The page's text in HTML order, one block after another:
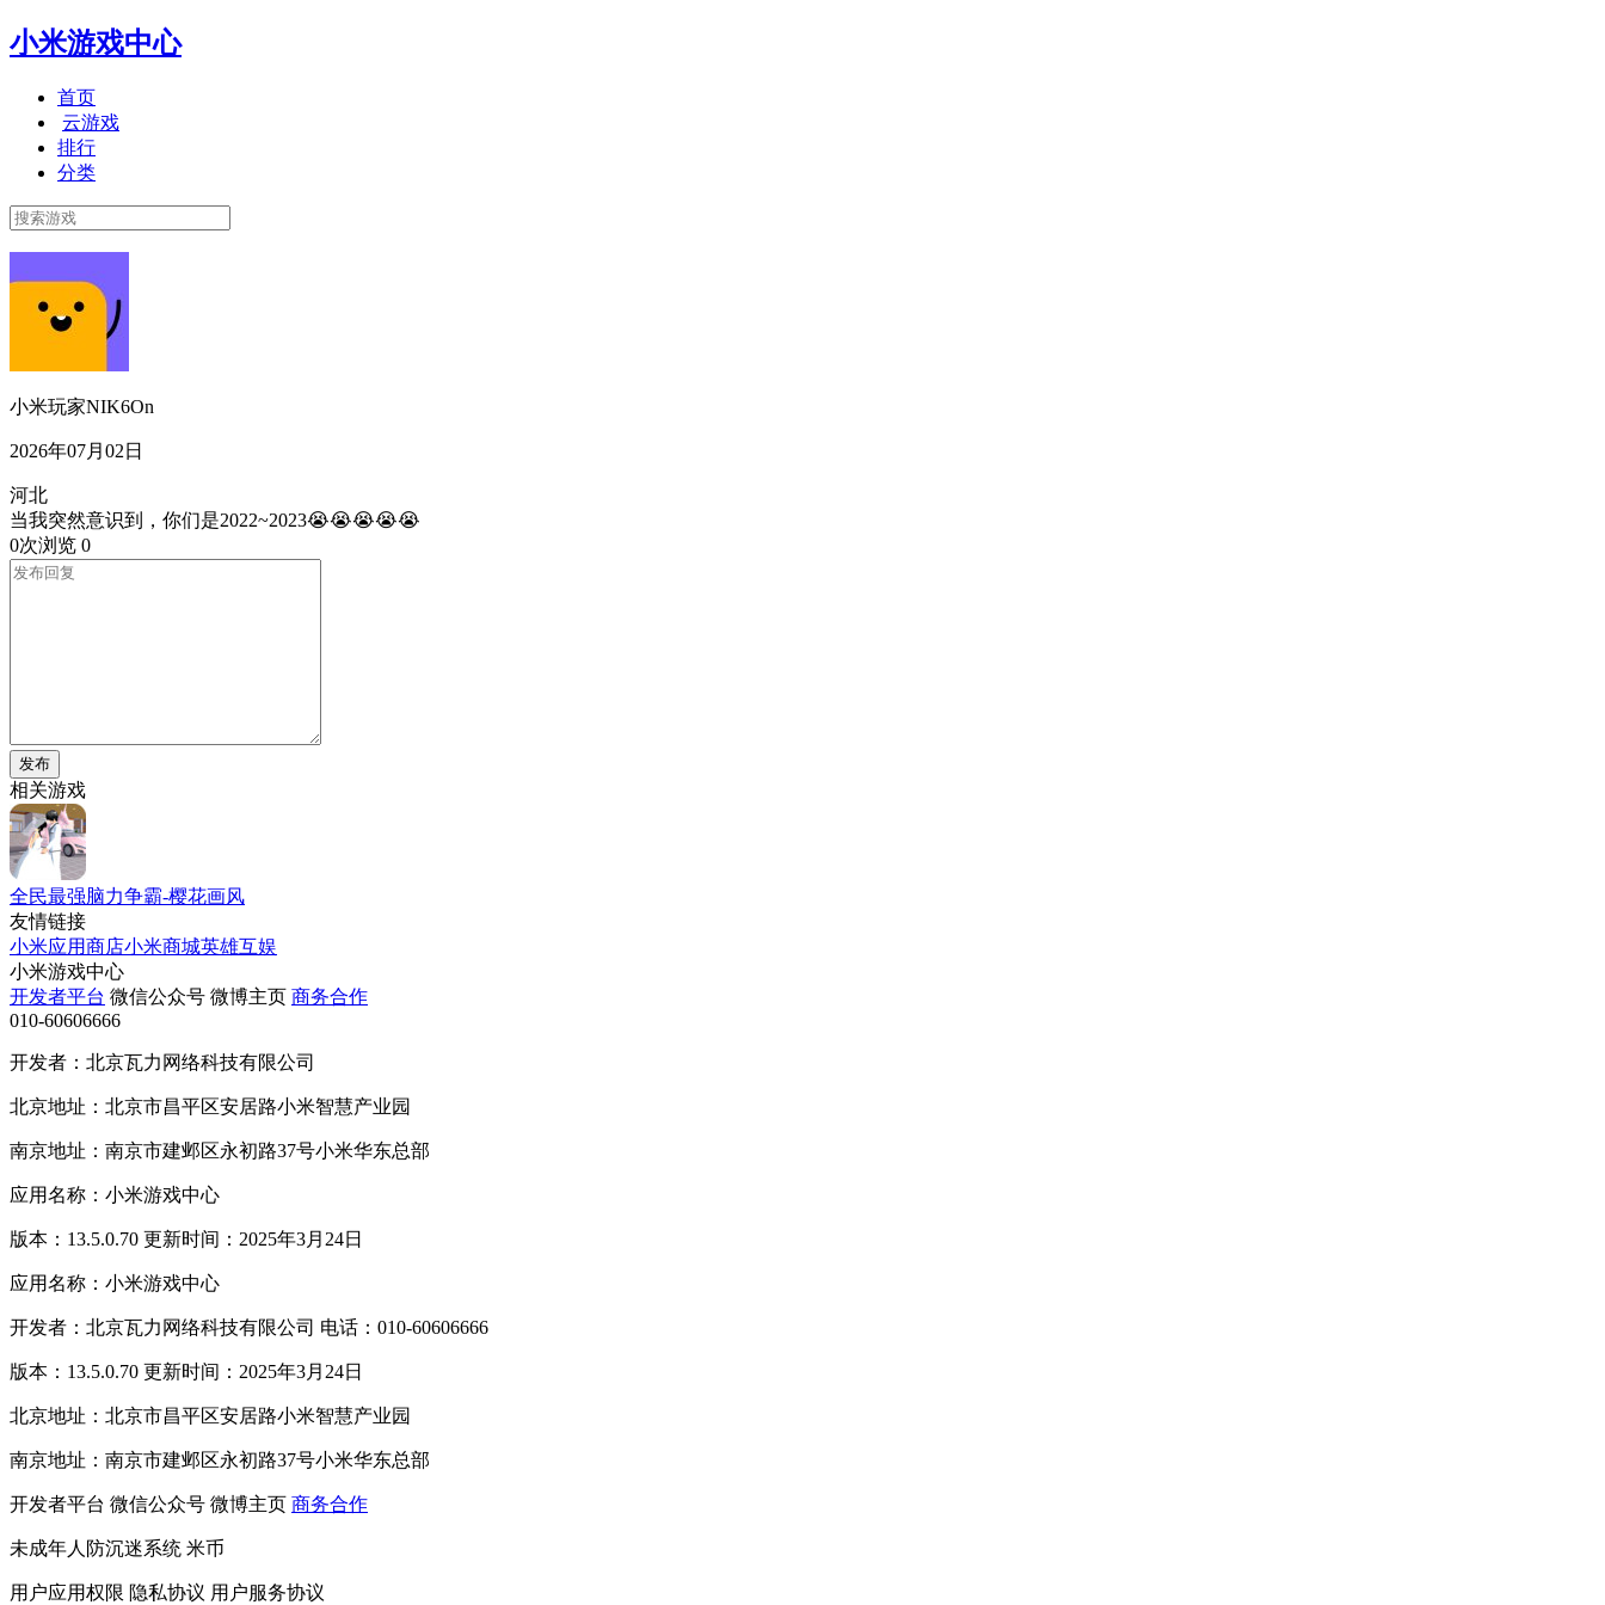
小米游戏中心
首页
云游戏
排行
分类
小米玩家NIK6On
2026年07月02日
河北
当我突然意识到，你们是2022~2023😭😭😭😭😭
0次浏览 0
发布
相关游戏
全民最强脑力争霸-樱花画风
友情链接
小米应用商店小米商城英雄互娱
小米游戏中心
开发者平台 微信公众号 微博主页 商务合作
010-60606666
开发者：北京瓦力网络科技有限公司
北京地址：北京市昌平区安居路小米智慧产业园
南京地址：南京市建邺区永初路37号小米华东总部
应用名称：小米游戏中心
版本：13.5.0.70 更新时间：2025年3月24日
应用名称：小米游戏中心
开发者：北京瓦力网络科技有限公司 电话：010-60606666
版本：13.5.0.70 更新时间：2025年3月24日
北京地址：北京市昌平区安居路小米智慧产业园
南京地址：南京市建邺区永初路37号小米华东总部
开发者平台 微信公众号 微博主页 商务合作
未成年人防沉迷系统 米币
用户应用权限 隐私协议 用户服务协议